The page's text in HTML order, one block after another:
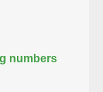
numbers